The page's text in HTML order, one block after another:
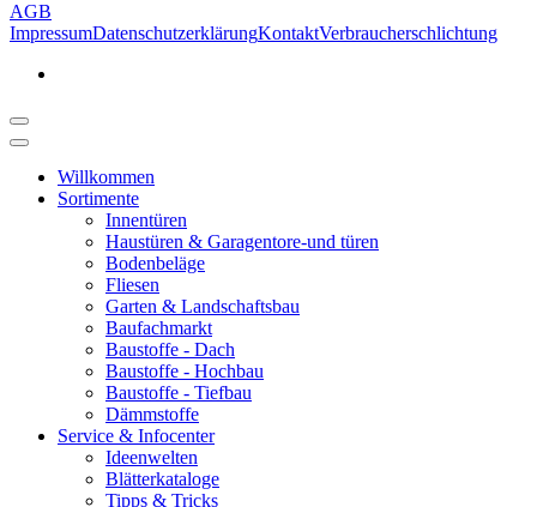
AGB
ImpressumDatenschutzerklärungKontaktVerbraucherschlichtung
Willkommen
Sortimente
Innentüren
Haustüren & Garagentore-und türen
Bodenbeläge
Fliesen
Garten & Landschaftsbau
Baufachmarkt
Baustoffe - Dach
Baustoffe - Hochbau
Baustoffe - Tiefbau
Dämmstoffe
Service & Infocenter
Ideenwelten
Blätterkataloge
Tipps & Tricks